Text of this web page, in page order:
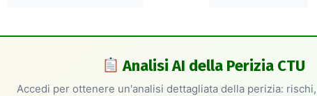
Analisi AI della Perizia CTU
Accedi per ottenere un'analisi dettagliata della perizia: